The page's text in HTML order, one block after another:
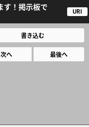
す！掲示板で
URI
書き込む
次へ 最後へ